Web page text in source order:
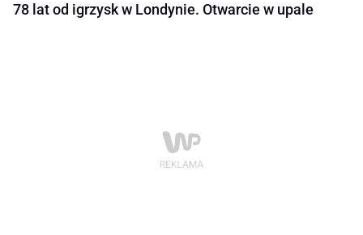
78 lat od igrzysk w Londynie. Otwarcie w upale